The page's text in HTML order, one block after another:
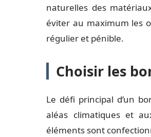
naturelles des
éviter au maximum les
régulier et pénible.
Choisir les
Le défi principal d’un
aléas climatiques et
éléments sont